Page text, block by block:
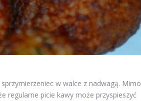
w walce z nadwagą. Mimo
regularne picie kawy może przyspieszyć